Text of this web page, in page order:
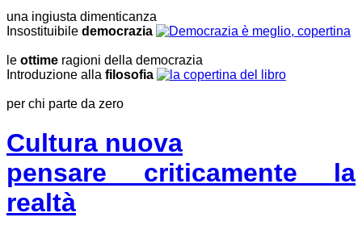
una ingiusta dimenticanza
Insostituibile democrazia
le ottime ragioni della democrazia
Introduzione alla filosofia
per chi parte da zero
Cultura nuova
pensare criticamente la
realtà